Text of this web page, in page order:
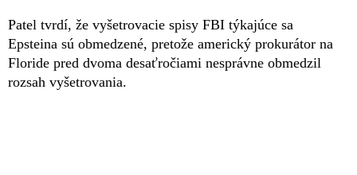
Patel tvrdí, že vyšetrovacie spisy FBI týkajúce sa
Epsteina sú obmedzené, pretože americký prokurátor na
Floride pred dvoma desaťročiami nesprávne obmedzil
rozsah vyšetrovania.